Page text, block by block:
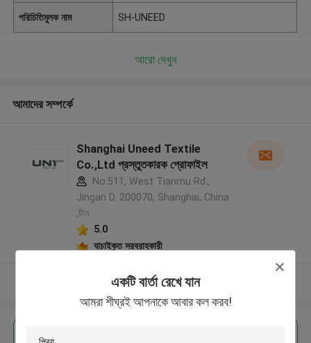
একটি বার্তা রেখে যান
আমরা শীঘ্রই আপনাকে আবার কল করব!
পরিচিতিমুলক নাম SH-UNEED
আরো দেখুন
আমাদের সম্পর্কে
Shanghai Uneed Textile
Co.,Ltd প্রস্তুতকারক প্রোফাইল
No.511, West Tianmu Rd.,
Jingan D. 200070, Shanghai, China
,চীন
5.0
যাচাইকৃত সরবরাহকারী
আরো দেখুন